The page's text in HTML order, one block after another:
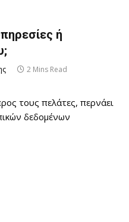
ή
2 Mins Read
τους πελάτες, περνάει
δεδομένων